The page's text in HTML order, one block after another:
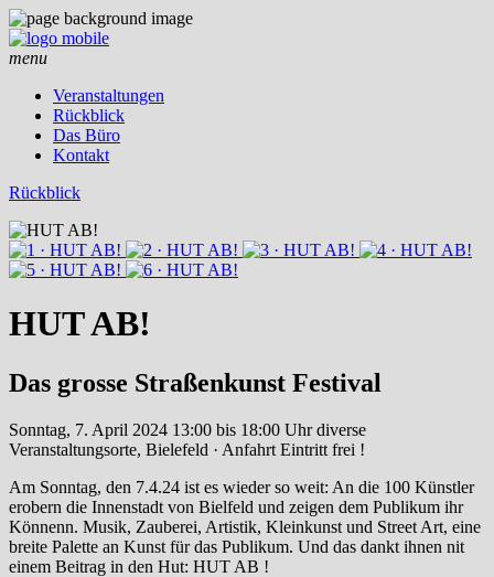
menu
Veranstaltungen
Rückblick
Das Büro
Kontakt
Rückblick
HUT AB!
Das grosse Straßenkunst Festival
Sonntag, 7. April 2024 13:00 bis 18:00 Uhr diverse
Veranstaltungsorte, Bielefeld · Anfahrt Eintritt frei !
Am Sonntag, den 7.4.24 ist es wieder so weit: An die 100 Künstler
erobern die Innenstadt von Bielfeld und zeigen dem Publikum ihr
Könnenn. Musik, Zauberei, Artistik, Kleinkunst und Street Art, eine
breite Palette an Kunst für das Publikum. Und das dankt ihnen nit
einem Beitrag in den Hut: HUT AB !